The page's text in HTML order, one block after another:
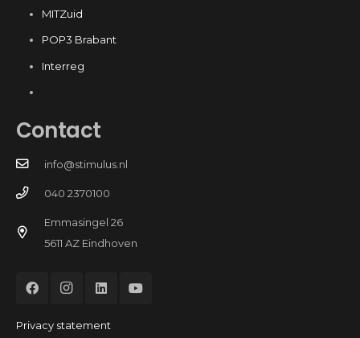
MITZuid
POP3 Brabant
Interreg
Contact
info@stimulus.nl
040 2370100
Emmasingel 26
5611 AZ Eindhoven
Privacy statement